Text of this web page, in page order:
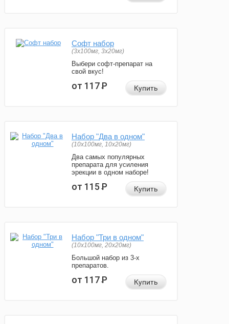
Софт набор
(3x100мг, 3x20мг)
Выбери софт-препарат на
свой вкус!
от 117Р Купить
Набор "Два в одном"
(10x100мг, 10x20мг)
Два самых популярных
препарата для усиления
эрекции в одном наборе!
от 115Р Купить
Набор "Три в одном"
(10x100мг, 20x20мг)
Большой набор из 3-х
препаратов.
от 117Р Купить